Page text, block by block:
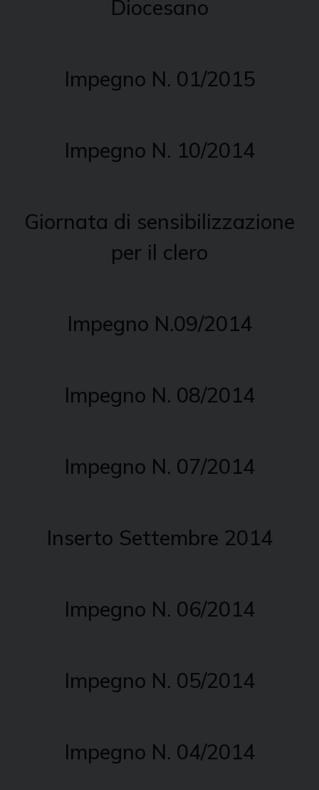
Diocesano
Impegno N. 01/2015
Impegno N. 10/2014
Giornata di sensibilizzazione
per il clero
Impegno N.09/2014
Impegno N. 08/2014
Impegno N. 07/2014
Inserto Settembre 2014
Impegno N. 06/2014
Impegno N. 05/2014
Impegno N. 04/2014